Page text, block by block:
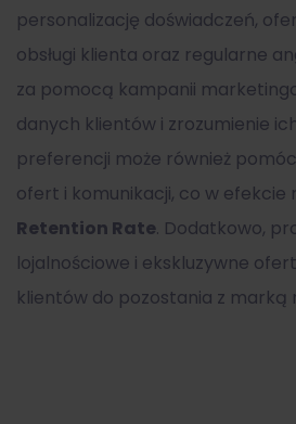
personalizację doświadczeń,
obsługi klienta oraz regularne
za pomocą kampanii
danych klientów i zrozumienie
preferencji może również
ofert i komunikacji, co w efekcie
Retention Rate. Dodatkowo,
lojalnościowe i ekskluzywne
klientów do pozostania z marką